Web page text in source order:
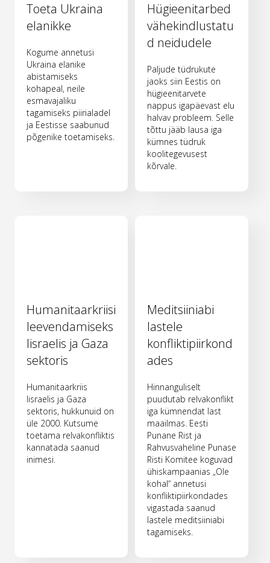
Toeta Ukraina
elanikke
Kogume annetusi
Ukraina elanike
abistamiseks
kohapeal, neile
esmavajaliku
tagamiseks piirialadel
ja Eestisse saabunud
põgenike toetamiseks.
Hügieenitarbed
vähekindlustatu
d neidudele
Paljude tüdrukute
jaoks siin Eestis on
hügieenitarvete
nappus igapäevast elu
halvav probleem. Selle
tõttu jääb lausa iga
kümnes tüdruk
koolitegevusest
kõrvale.
Humanitaarkriisi
leevendamiseks
Iisraelis ja Gaza
sektoris
Humanitaarkriis
Iisraelis ja Gaza
sektoris, hukkunuid on
üle 2000. Kutsume
toetama relvakonfliktis
kannatada saanud
inimesi.
Meditsiiniabi
lastele
konfliktipiirkond
ades
Hinnanguliselt
puudutab relvakonflikt
iga kümnendat last
maailmas. Eesti
Punane Rist ja
Rahvusvaheline Punase
Risti Komitee koguvad
ühiskampaanias „Ole
kohal“ annetusi
konfliktipiirkondades
vigastada saanud
lastele meditsiiniabi
tagamiseks.